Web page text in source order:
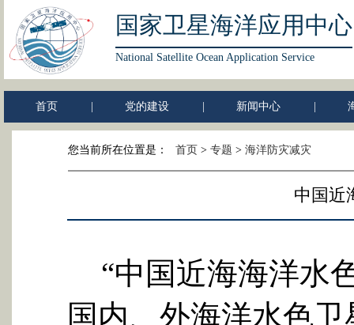
国家卫星海洋应用中心
National Satellite Ocean Application Service
首页 党的建设 新闻中心
您当前所在位置是： 首页 > 专题 > 海洋防灾减灾
中国近
“中国近海海洋水
国内、外海洋水色